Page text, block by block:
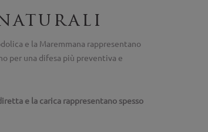
e la Maremmana rappresentano
per una difesa più preventiva e
e la carica rappresentano spesso